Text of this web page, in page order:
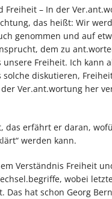
Freiheit – In der
das heißt: Wir
genommen und auf
dem zu
Freiheit. Ich kann
diskutieren,
Ver.ant.wortung her
das erfährt er daran,
werden kann.
Verständnis Freiheit
wobei
Das hat schon Georg